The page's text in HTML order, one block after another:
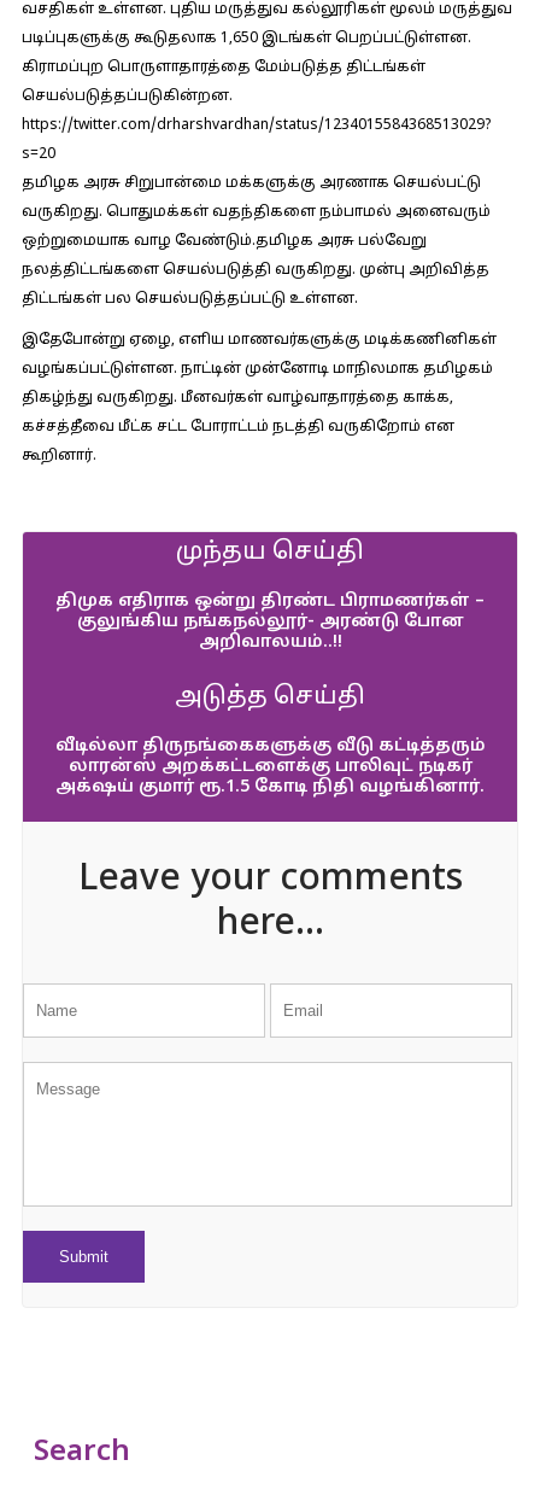
வசதிகள் உள்ளன. புதிய மருத்துவ கல்லூரிகள் மூலம் மருத்துவ
படிப்புகளுக்கு கூடுதலாக 1,650 இடங்கள் பெறப்பட்டுள்ளன.
கிராமப்புற பொருளாதாரத்தை மேம்படுத்த திட்டங்கள்
செயல்படுத்தப்படுகின்றன.
https://twitter.com/drharshvardhan/status/1234015584368513029?
s=20
தமிழக அரசு சிறுபான்மை மக்களுக்கு அரணாக செயல்பட்டு
வருகிறது. பொதுமக்கள் வதந்திகளை நம்பாமல் அனைவரும்
ஒற்றுமையாக வாழ வேண்டும்.தமிழக அரசு பல்வேறு
நலத்திட்டங்களை செயல்படுத்தி வருகிறது. முன்பு அறிவித்த
திட்டங்கள் பல செயல்படுத்தப்பட்டு உள்ளன.
இதேபோன்று ஏழை, எளிய மாணவர்களுக்கு மடிக்கணினிகள்
வழங்கப்பட்டுள்ளன. நாட்டின் முன்னோடி மாநிலமாக தமிழகம்
திகழ்ந்து வருகிறது. மீனவர்கள் வாழ்வாதாரத்தை காக்க,
கச்சத்தீவை மீட்க சட்ட போராட்டம் நடத்தி வருகிறோம் என
கூறினார்.
முந்தய செய்தி
திமுக எதிராக ஒன்று திரண்ட பிராமணர்கள் –
குலுங்கிய நங்கநல்லூர்- அரண்டு போன
அறிவாலயம்..!!
அடுத்த செய்தி
வீடில்லா திருநங்கைகளுக்கு வீடு கட்டித்தரும்
லாரன்ஸ் அறக்கட்டளைக்கு பாலிவுட் நடிகர்
அக்‌ஷய் குமார் ரூ.1.5 கோடி நிதி வழங்கினார்.
Leave your comments
here...
Search